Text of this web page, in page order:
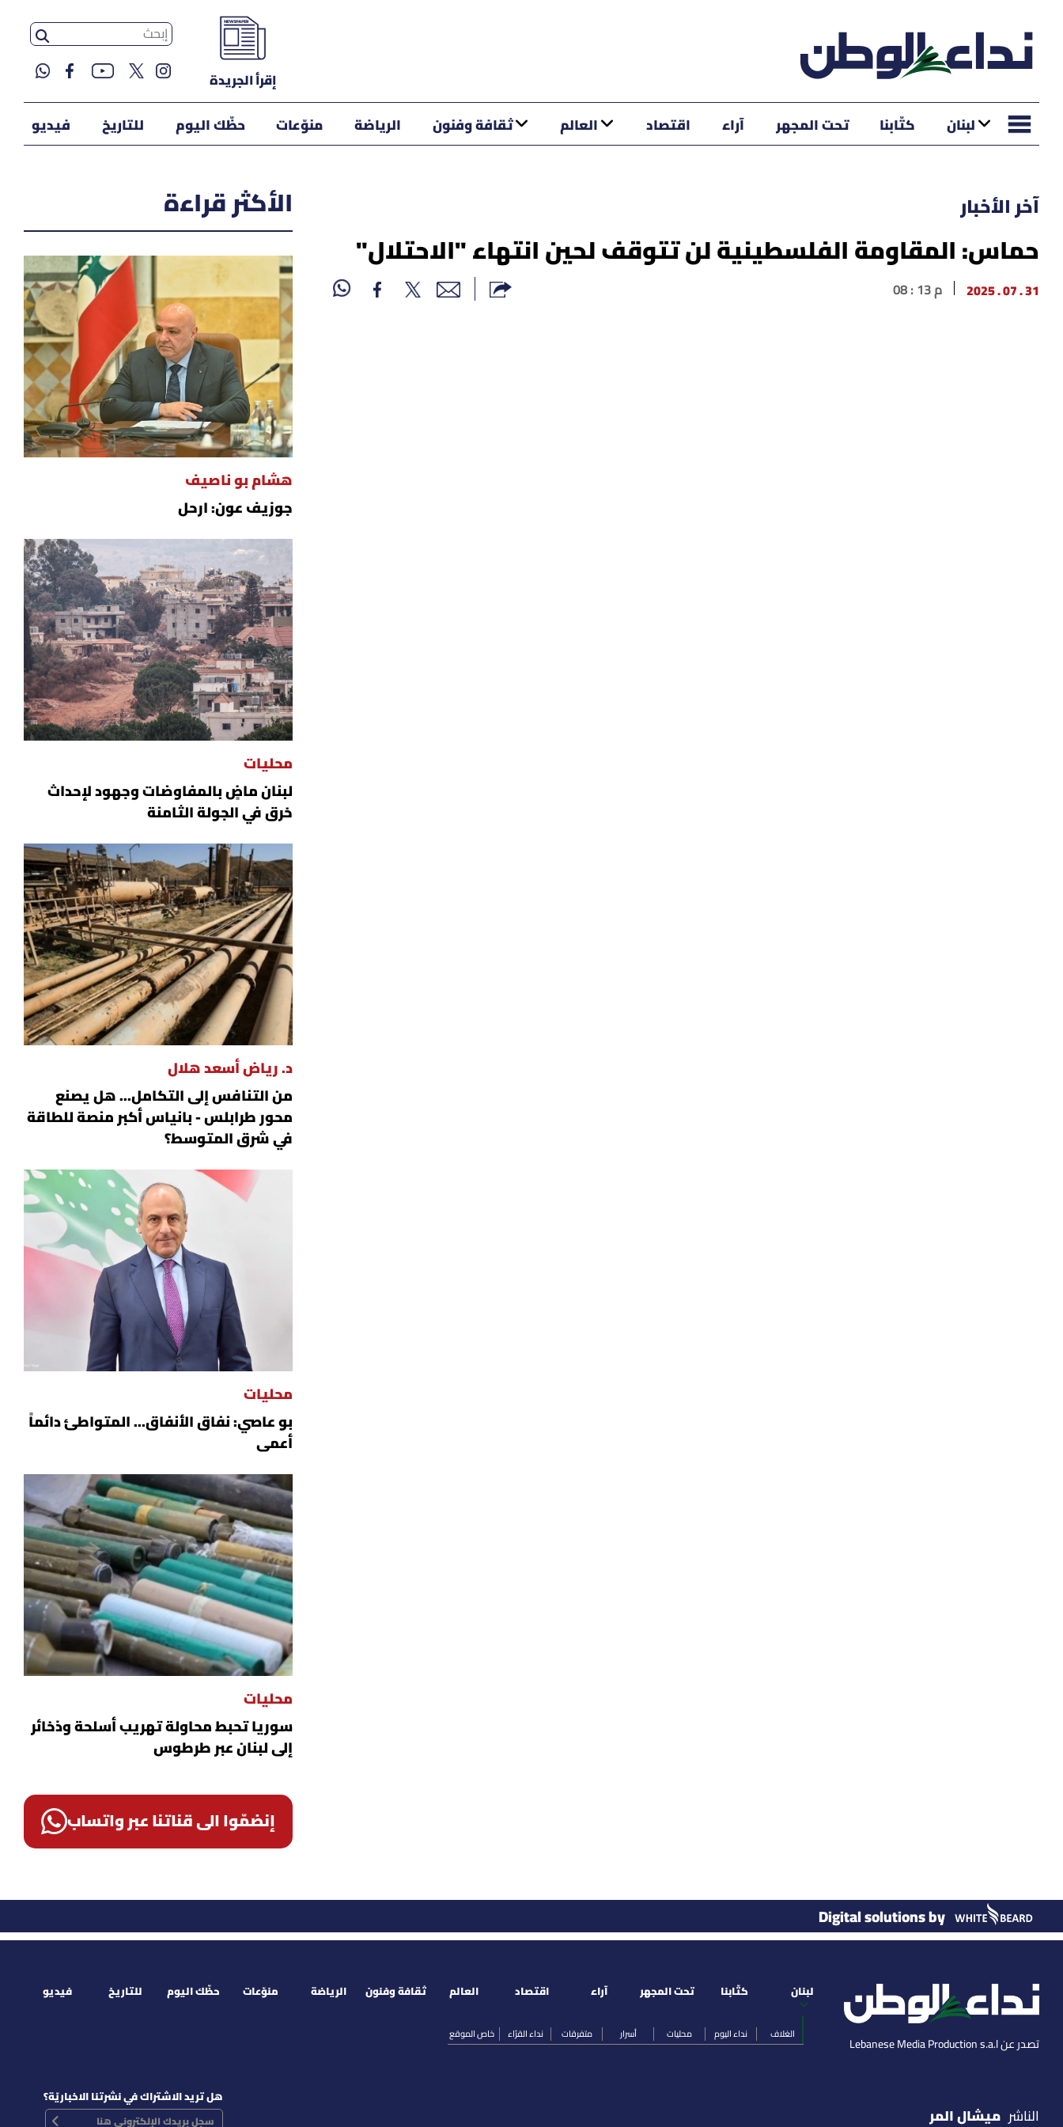
إقرأ الجريدة
لبنان كتّابنا تحت المجهر آراء اقتصاد العالم ثقافة وفنون الرياضة منوّعات حظّك اليوم للتاريخ فيديو
آخر الأخبار
حماس: المقاومة الفلسطينية لن تتوقف لحين انتهاء "الاحتلال"
31 . 07 . 2025 08 : 13 م
الأكثر قراءة
هشام بو ناصيف
جوزيف عون: ارحل
محليات
لبنان ماضٍ بالمفاوضات وجهود لإحداث
خرق في الجولة الثامنة
د. رياض أسعد هلال
من التنافس إلى التكامل... هل يصنع
محور طرابلس - بانياس أكبر منصة للطاقة
في شرق المتوسط؟
محليات
بو عاصي: نفاق الأنفاق... المتواطئ دائماً
أعمى
محليات
سوريا تحبط محاولة تهريب أسلحة وذخائر
إلى لبنان عبر طرطوس
إنضمّوا الى قناتنا عبر واتساب
Digital solutions by
تصدر عن Lebanese Media Production s.a.l
لبنان
الغلاف نداء اليوم محليات أسرار متفرقات نداء القرّاء خاص الموقع
كتّابنا تحت المجهر آراء اقتصاد العالم ثقافة وفنون الرياضة منوّعات حظّك اليوم للتاريخ فيديو
الناشر ميشال المر
هل تريد الاشتراك في نشرتنا الاخباريّة؟